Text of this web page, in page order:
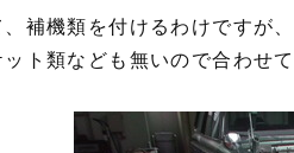
、補機類を付けるわけですが
ット類なども無いので合わせ